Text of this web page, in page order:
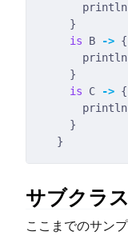
is B ->
is C ->
サブクラ
ここまでのサン